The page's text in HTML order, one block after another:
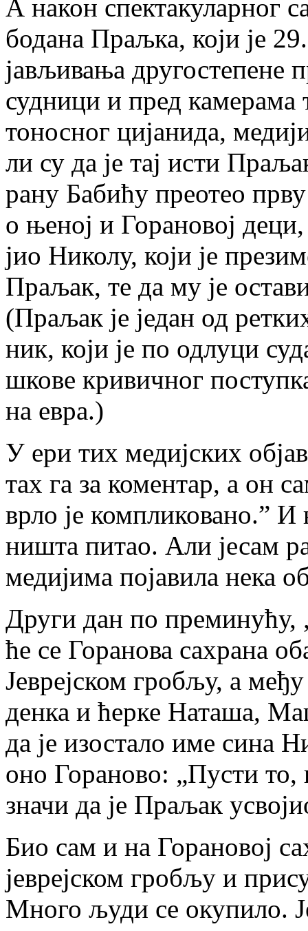
А на­кон спек­та­ку­лар­ног
бо­да­на Праљ­ка, ко­ји је
ја­вљи­ва­ња дру­го­сте­пе­не
суд­ни­ци и пред
то­но­сног ци­ја­ни­да,
ли су да је тај исти
ра­ну Ба­би­ћу пре­о­тео
о ње­ној и Го­ра­но­вој
јио Ни­ко­лу, ко­ји је
Пра­љак, те да му је
(Пра­љак је је­дан од
ник, ко­ји је по од­лу­ци
шко­ве кри­вич­ног
на евра.)
У ери тих ме­диј­ских
тах га за ко­мен­тар, а он
вр­ло је ком­пли­ко­ва­но.”
ни­шта пи­тао. Али је­сам
ме­ди­ји­ма по­ја­ви­ла не­ка
Дру­ги дан по пре­ми­ну­ћу,
ће се Го­ра­но­ва са­хра­на
Је­вреј­ском гро­бљу, а
ден­ка и ћер­ке На­та­ша,
да је из­о­ста­ло име си­на
оно Го­ра­но­во: „Пу­сти то,
зна­чи да је Пра­љак
Био сам и на Го­ра­но­вој
је­вреј­ском гро­бљу и
Мно­го љу­ди се оку­пи­ло.